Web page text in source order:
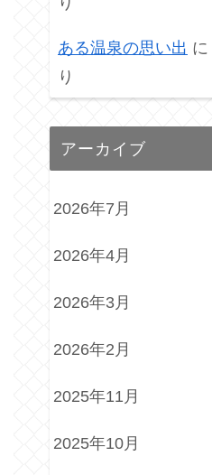
ある温泉の思い出 に
り
アーカイブ
2026年7月
2026年4月
2026年3月
2026年2月
2025年11月
2025年10月